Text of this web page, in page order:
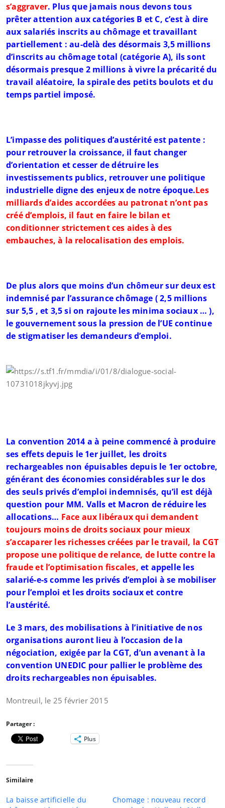
s’aggraver. Plus que jamais nous devons tous
prêter attention aux catégories B et C, c’est à dire
aux salariés inscrits au chômage et travaillant
partiellement : au-delà des désormais 3,5 millions
d’inscrits au chômage total (catégorie A), ils sont
désormais presque 2 millions à vivre la précarité du
travail aléatoire, la spirale des petits boulots et du
temps partiel imposé.
L’impasse des politiques d’austérité est patente :
pour retrouver la croissance, il faut changer
d’orientation et cesser de détruire les
investissements publics, retrouver une politique
industrielle digne des enjeux de notre époque.Les
milliards d’aides accordées au patronat n’ont pas
créé d’emplois, il faut en faire le bilan et
conditionner strictement ces aides à des
embauches, à la relocalisation des emplois.
De plus alors que moins d’un chômeur sur deux est
indemnisé par l’assurance chômage ( 2,5 millions
sur 5,5 , et 3,5 si on rajoute les minima sociaux … ),
le gouvernement sous la pression de l’UE continue
de stigmatiser les demandeurs d’emploi.
La convention 2014 a à peine commencé à produire
ses effets depuis le 1er juillet, les droits
rechargeables non épuisables depuis le 1er octobre,
générant des économies considérables sur le dos
des seuls privés d’emploi indemnisés, qu’il est déjà
question pour MM. Valls et Macron de réduire les
allocations… Face aux libéraux qui demandent
toujours moins de droits sociaux pour mieux
s’accaparer les richesses créées par le travail, la CGT
propose une politique de relance, de lutte contre la
fraude et l’optimisation fiscales, et appelle les
salarié-e-s comme les privés d’emploi à se mobiliser
pour l’emploi et les droits sociaux et contre
l’austérité.
Le 3 mars, des mobilisations à l’initiative de nos
organisations auront lieu à l’occasion de la
négociation, exigée par la CGT, d’un avenant à la
convention UNEDIC pour pallier le problème des
droits rechargeables non épuisables.
Montreuil, le 25 février 2015
Partager :
Plus
Similaire
La baisse artificielle du
Chomage : nouveau record